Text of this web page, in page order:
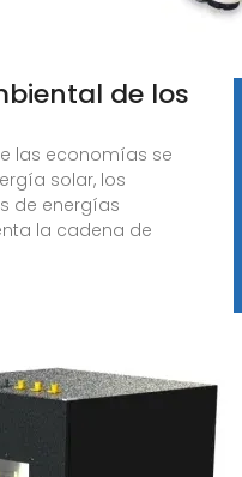
de los
las economías se
solar, los
de energías
la cadena de